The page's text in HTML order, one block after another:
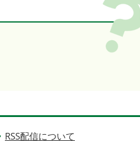
RSS配信について